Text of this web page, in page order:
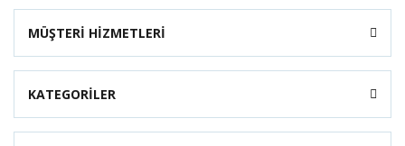
MÜŞTERİ HİZMETLERİ
KATEGORİLER